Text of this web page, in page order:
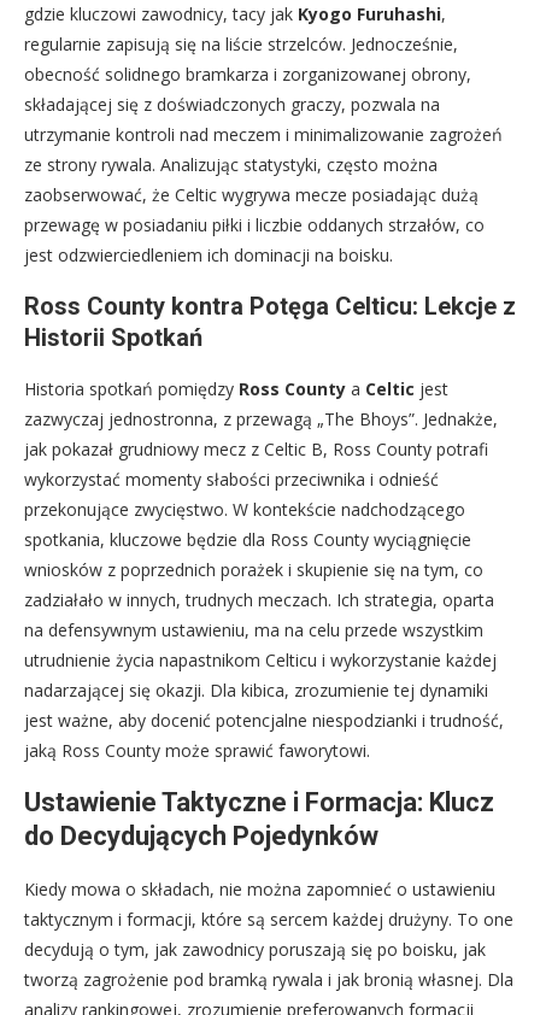
gdzie kluczowi zawodnicy, tacy jak Kyogo Furuhashi,
regularnie zapisują się na liście strzelców. Jednocześnie,
obecność solidnego bramkarza i zorganizowanej obrony,
składającej się z doświadczonych graczy, pozwala na
utrzymanie kontroli nad meczem i minimalizowanie zagrożeń
ze strony rywala. Analizując statystyki, często można
zaobserwować, że Celtic wygrywa mecze posiadając dużą
przewagę w posiadaniu piłki i liczbie oddanych strzałów, co
jest odzwierciedleniem ich dominacji na boisku.
Ross County kontra Potęga Celticu: Lekcje z
Historii Spotkań
Historia spotkań pomiędzy Ross County a Celtic jest
zazwyczaj jednostronna, z przewagą „The Bhoys”. Jednakże,
jak pokazał grudniowy mecz z Celtic B, Ross County potrafi
wykorzystać momenty słabości przeciwnika i odnieść
przekonujące zwycięstwo. W kontekście nadchodzącego
spotkania, kluczowe będzie dla Ross County wyciągnięcie
wniosków z poprzednich porażek i skupienie się na tym, co
zadziałało w innych, trudnych meczach. Ich strategia, oparta
na defensywnym ustawieniu, ma na celu przede wszystkim
utrudnienie życia napastnikom Celticu i wykorzystanie każdej
nadarzającej się okazji. Dla kibica, zrozumienie tej dynamiki
jest ważne, aby docenić potencjalne niespodzianki i trudność,
jaką Ross County może sprawić faworytowi.
Ustawienie Taktyczne i Formacja: Klucz
do Decydujących Pojedynków
Kiedy mowa o składach, nie można zapomnieć o ustawieniu
taktycznym i formacji, które są sercem każdej drużyny. To one
decydują o tym, jak zawodnicy poruszają się po boisku, jak
tworzą zagrożenie pod bramką rywala i jak bronią własnej. Dla
analizy rankingowej, zrozumienie preferowanych formacji